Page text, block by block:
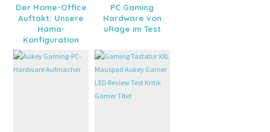
Der Home-Office
Auftakt: Unsere
Hama-
Konfiguration
PC Gaming
Hardware von
uRage im Test